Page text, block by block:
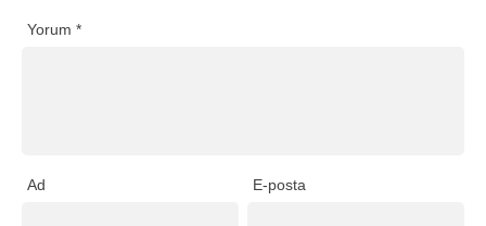
Yorum *
Ad E-posta